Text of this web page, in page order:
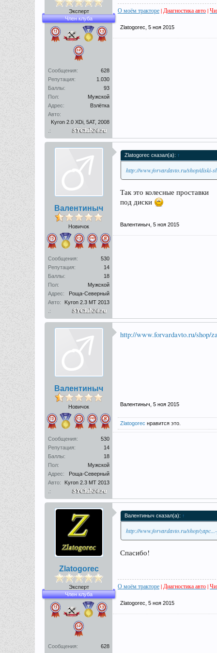
Эксперт
Член клуба
Сообщения:
628
Репутация:
1.030
Баллы:
93
Пол:
Мужской
Адрес:
Взлётка
Авто:
Kyron 2.0 XDi, 5AT, 2008
.:
О моём тракторе| Диагностика авто|
Zlatogorec 5 ноя 2015
Валентиныч
Новичок
Сообщения:
530
Репутация:
14
Баллы:
18
Пол:
Мужской
Адрес:
Роща-Северный
Авто:
Kyron 2.3 MT 2013
.:
Zlatogorec сказал(а): ↑
http://www.forvardavto.ru/shop/diski-
Так это колесные проставки
под диски
Валентиныч 5 ноя 2015
Валентиныч
Новичок
Сообщения:
530
Репутация:
14
Баллы:
18
Пол:
Мужской
Адрес:
Роща-Северный
Авто:
Kyron 2.3 MT 2013
.:
http://www.forvardavto.ru/shop/
Валентиныч 5 ноя 2015
Zlatogorec нравится это.
Zlatogorec
Эксперт
Член клуба
Сообщения:
628
Валентиныч сказал(а): ↑
http://www.forvardavto.ru/shop/
Спасибо!
О моём тракторе| Диагностика авто|
Zlatogorec 5 ноя 2015